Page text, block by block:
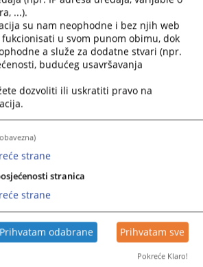
...).
su nam neophodne i bez njih web
u svom punom obimu, dok
a služe za dodatne stvari (npr.
budućeg usavršavanja
dozvoliti ili uskratiti pravo na
strane
stranica
strane
Prihvatam odabrane Prihvatam sve
Pokreće Klaro!